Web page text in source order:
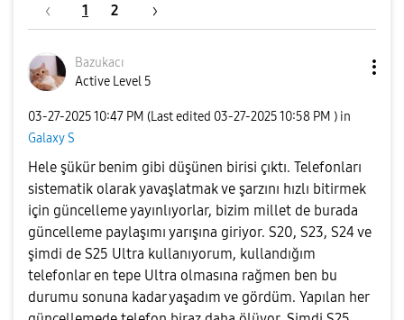
1 2
Bazukacı
Active Level 5
‎03-27-202510:47 PM (Last edited ‎03-27-202510:58 PM ) in
Galaxy S
Hele şükür benim gibi düşünen birisi çıktı. Telefonları
sistematik olarak yavaşlatmak ve şarzını hızlı bitirmek
için güncelleme yayınlıyorlar, bizim millet de burada
güncelleme paylaşımı yarışına giriyor. S20, S23, S24 ve
şimdi de S25 Ultra kullanıyorum, kullandığım
telefonlar en tepe Ultra olmasına rağmen ben bu
durumu sonuna kadar yaşadım ve gördüm. Yapılan her